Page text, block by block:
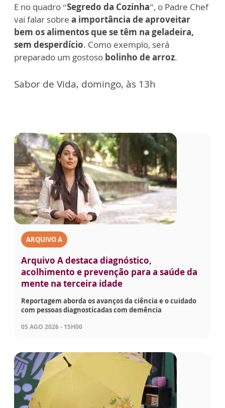
E no quadro “Segredo da Cozinha”, o Padre Chef
vai falar sobre a importância de aproveitar
bem os alimentos que se têm na geladeira,
sem desperdício. Como exemplo, será
preparado um gostoso bolinho de arroz.
Sabor de Vida, domingo, às 13h
ARQUIVO A
Arquivo A destaca diagnóstico,
acolhimento e prevenção para a saúde da
mente na terceira idade
Reportagem aborda os avanços da ciência e o cuidado
com pessoas diagnosticadas com demência
05 AGO 2026 - 15H00